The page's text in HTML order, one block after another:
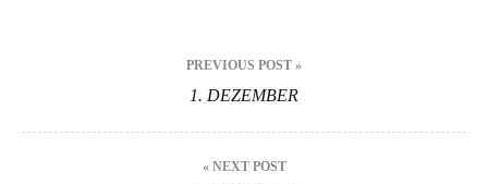
PREVIOUS POST »
1. DEZEMBER
« NEXT POST